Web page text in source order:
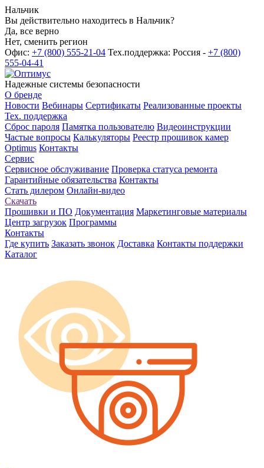
Нальчик
Вы действительно находитесь в Нальчик?
Да, все верно
Нет, сменить регион
Офис: +7 (800) 555-21-04 Тех.поддержка: Россия - +7 (800)
555-04-41
Надежные системы безопасности
О бренде
Новости Вебинары Сертификаты Реализованные проекты
Тех. поддержка
Сброс пароля Памятка пользователю Видеоинструкции
Частые вопросы Калькуляторы Реестр прошивок камер
Optimus Контакты
Сервис
Сервисное обслуживание Проверка статуса ремонта
Гарантийные обязательства Контакты
Стать дилером Онлайн-видео
Скачать
Прошивки и ПО Документация Маркетинговые материалы
Центр загрузок Программы
Контакты
Где купить Заказать звонок Доставка Контакты поддержки
Каталог